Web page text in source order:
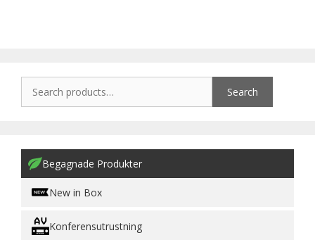
Search
Begagnade Produkter
New in Box
Konferensutrustning